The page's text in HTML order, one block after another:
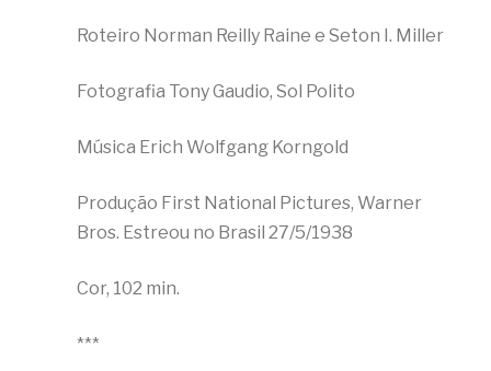
Roteiro Norman Reilly Raine e Seton I. Miller
Fotografia Tony Gaudio, Sol Polito
Música Erich Wolfgang Korngold
Produção First National Pictures, Warner
Bros. Estreou no Brasil 27/5/1938
Cor, 102 min.
***